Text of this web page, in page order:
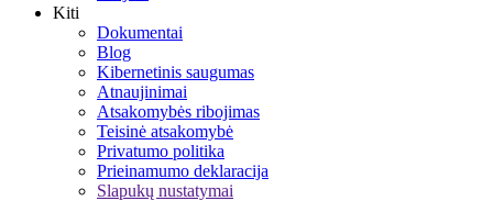
Kiti
Dokumentai
Blog
Kibernetinis saugumas
Atnaujinimai
Atsakomybės ribojimas
Teisinė atsakomybė
Privatumo politika
Prieinamumo deklaracija
Slapukų nustatymai